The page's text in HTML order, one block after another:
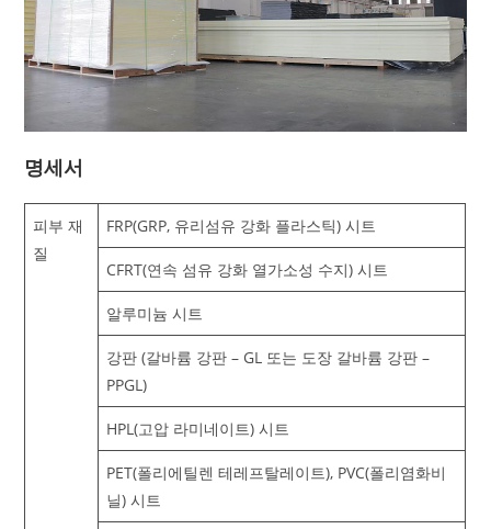
명세서
피부 재
질
FRP(GRP, 유리섬유 강화 플라스틱) 시트
CFRT(연속 섬유 강화 열가소성 수지) 시트
알루미늄 시트
강판 (갈바륨 강판 – GL 또는 도장 갈바륨 강판 –
PPGL)
HPL(고압 라미네이트) 시트
PET(폴리에틸렌 테레프탈레이트), PVC(폴리염화비
닐) 시트